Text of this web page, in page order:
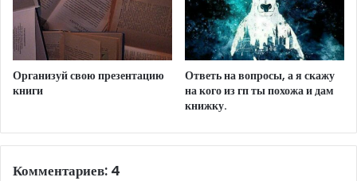
Организуй свою презентацию
книги
Ответь на вопросы, а я скажу
на кого из гп ты похожа и дам
книжку.
Комментариев: 4